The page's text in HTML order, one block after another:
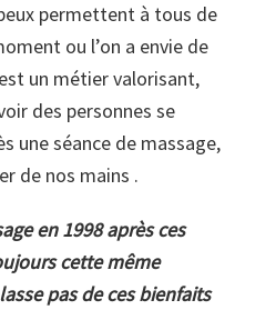
permettent à tous de
ou l’on a envie de
un métier valorisant,
des personnes se
une séance de massage,
de nos mains .
en 1998 après ces
cette même
pas de ces bienfaits